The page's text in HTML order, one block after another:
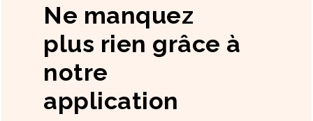
Ne manquez
plus rien grâce à
notre
application